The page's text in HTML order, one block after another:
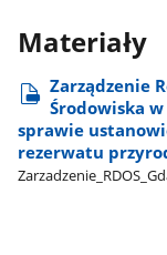
Materiały
Zarządzenie
Środowiska
sprawie
rezerwatu